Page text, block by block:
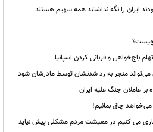
ایران را نگه نداشتند همه سهیم هستند
چیست؟
باج‌خواهی و قربانی کردن اسپانیا
منجر به رد شدنشان توسط مادرشان شود
عاملان جنگ علیه ایران
چاق بمانیم!
کاری می کنیم در معیشت مردم مشکلی پیش نیاید